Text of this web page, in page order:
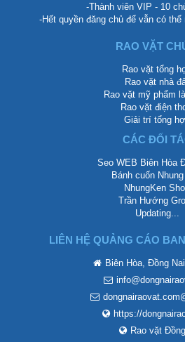
-Thành viên VIP - 10
-Hết quyền đăng chủ để vẫn có
RAO VẶT
Rao vặt tổng
Rao vặt nhà
Rao vặt mỹ phẩm
Rao vặt điện
Giải trí tổng
CÁC ĐỐI
Seo WEB Biên Hòa
Bánh cuốn
NhungKen
Trần Hướng
Updating...
LIÊN HỆ QUẢNG CÁO
Biên Hòa, Đồng
https://
Rao vặt